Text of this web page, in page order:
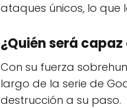
ataques únicos, lo que
¿Quién será
Con su fuerza
largo de la serie de
destrucción a su paso.